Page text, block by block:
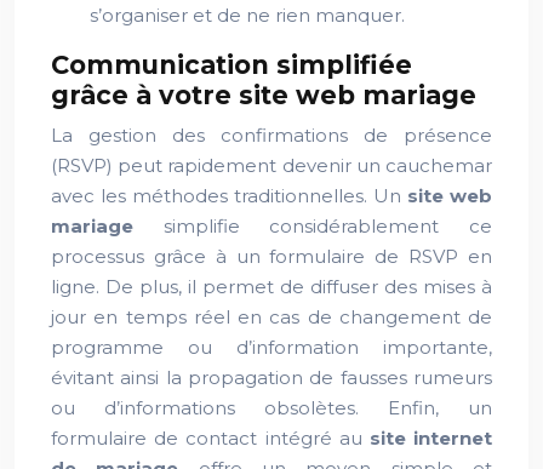
s’organiser et de ne rien manquer.
Communication simplifiée
grâce à votre site web mariage
La gestion des confirmations de présence
(RSVP) peut rapidement devenir un cauchemar
avec les méthodes traditionnelles. Un site web
mariage simplifie considérablement ce
processus grâce à un formulaire de RSVP en
ligne. De plus, il permet de diffuser des mises à
jour en temps réel en cas de changement de
programme ou d’information importante,
évitant ainsi la propagation de fausses rumeurs
ou d’informations obsolètes. Enfin, un
formulaire de contact intégré au site internet